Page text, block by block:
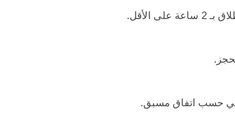
الأقل.
بنكي حسب اتفاق مسبق.